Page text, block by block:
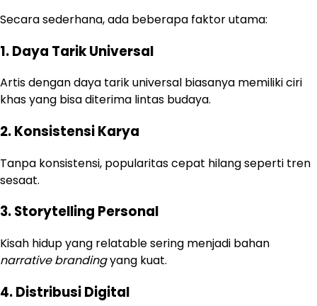
Secara sederhana, ada beberapa faktor utama:
1. Daya Tarik Universal
Artis dengan daya tarik universal biasanya memiliki ciri
khas yang bisa diterima lintas budaya.
2. Konsistensi Karya
Tanpa konsistensi, popularitas cepat hilang seperti tren
sesaat.
3. Storytelling Personal
Kisah hidup yang relatable sering menjadi bahan
narrative brandingyang kuat.
4. Distribusi Digital